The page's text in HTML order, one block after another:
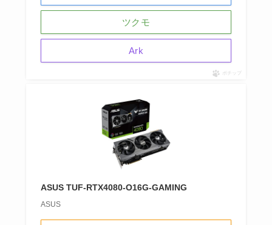
ツクモ
Ark
ポチップ
ASUS TUF-RTX4080-O16G-GAMING
ASUS